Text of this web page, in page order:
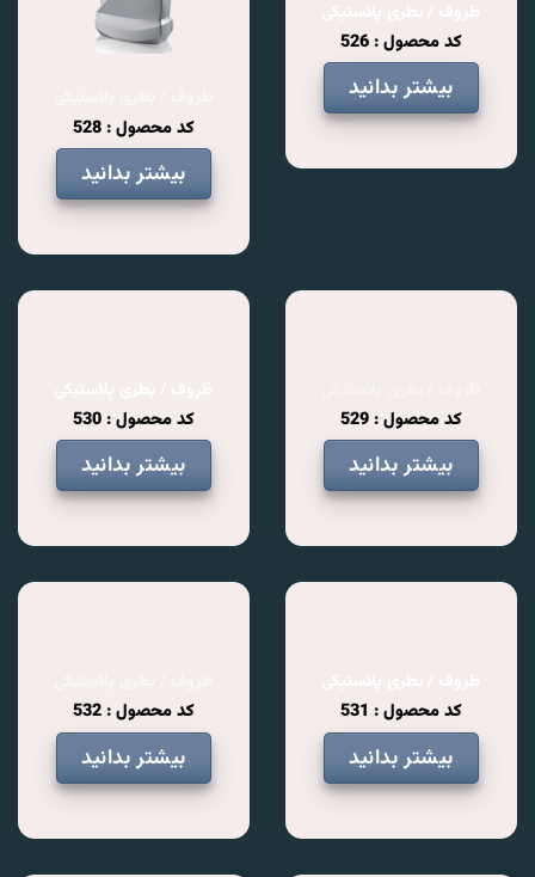
کد محصول : 526
بیشتر بدانید
کد محصول : 528
بیشتر بدانید
کد محصول : 529
بیشتر بدانید
کد محصول : 530
بیشتر بدانید
کد محصول : 531
بیشتر بدانید
کد محصول : 532
بیشتر بدانید